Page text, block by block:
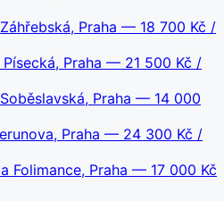
Praha — 18 700 Kč /
Praha — 21 500 Kč /
Praha — 14 000
Praha — 24 300 Kč /
Folimance, Praha — 17 000 Kč